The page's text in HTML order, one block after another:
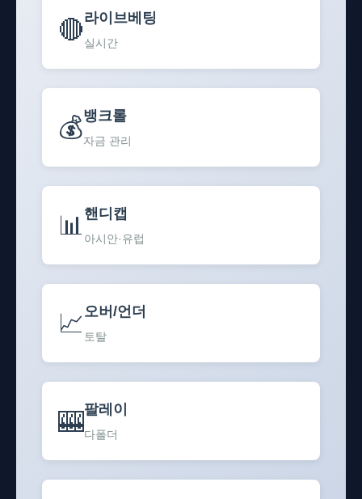
🔴라이브베팅
실시간
💰뱅크롤
자금 관리
📊 핸디캡
아시안·유럽
📈 오버/언더
토탈
🎰팔레이
다폴더